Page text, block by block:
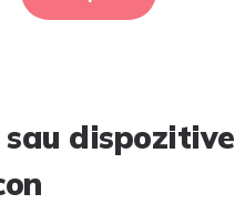
sau dispozitive